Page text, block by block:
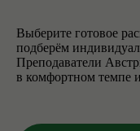
Выберите готовое
подберём
Преподаватели
в комфортном темпе